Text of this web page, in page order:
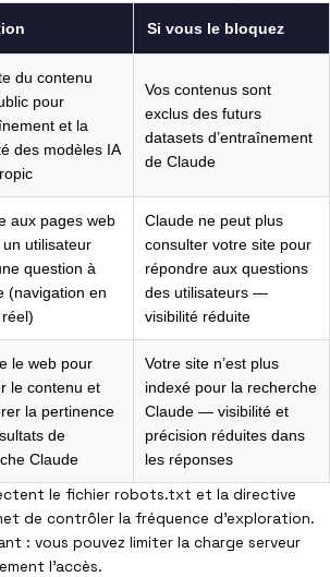
Si vous le bloquez
du contenu
pour
et la
des modèles IA
Vos contenus sont
exclus des futurs
datasets d’entraînement
de Claude
aux pages web
utilisateur
question à
(navigation en
Claude ne peut plus
consulter votre site pour
répondre aux questions
des utilisateurs —
visibilité réduite
le web pour
le contenu et
la pertinence
de
Claude
Votre site n’est plus
indexé pour la recherche
Claude — visibilité et
précision réduites dans
les réponses
le fichier robots.txt et la directive
de contrôler la fréquence d’exploration.
: vous pouvez limiter la charge serveur
l’accès.